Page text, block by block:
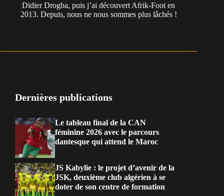
Didier Drogba, puis j’ai découvert Afrik-Foot en
2013. Depuis, nous ne nous sommes plus lâchés !
Dernières publications
Le tableau final de la CAN
féminine 2026 avec le parcours
dantesque qui attend le Maroc
JS Kabylie : le projet d’avenir de la
JSK, deuxième club algérien à se
doter de son centre de formation